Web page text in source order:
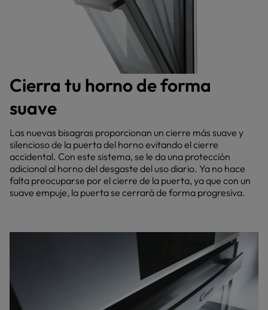
Cierra tu horno de forma
suave
Las nuevas bisagras proporcionan un cierre más suave y
silencioso de la puerta del horno evitando el cierre
accidental. Con este sistema, se le da una protección
adicional al horno del desgaste del uso diario. Ya no hace
falta preocuparse por el cierre de la puerta, ya que con un
suave empuje, la puerta se cerrará de forma progresiva.